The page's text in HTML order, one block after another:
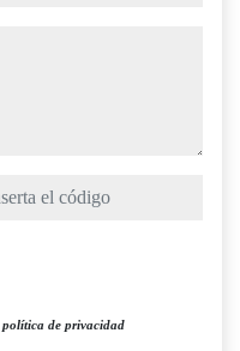
política de privacidad